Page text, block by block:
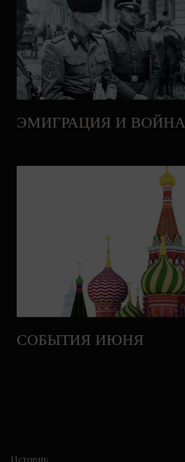
ЭМИГРАЦИЯ И ВОЙНА
СОБЫТИЯ ИЮНЯ
Историк